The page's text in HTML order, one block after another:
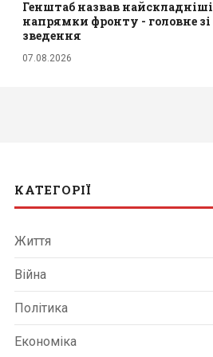
Генштаб назвав найскладніші
напрямки фронту - головне зі
зведення
07.08.2026
КАТЕГОРІЇ
Життя
Війна
Політика
Економіка